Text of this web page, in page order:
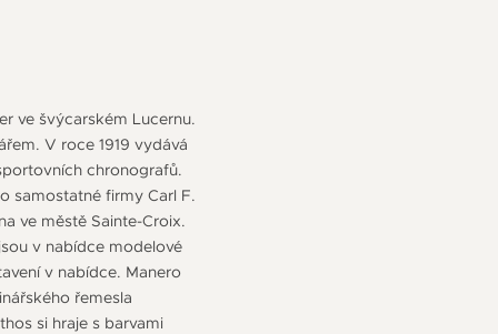
ve švýcarském Lucernu.
V roce 1919 vydává
chronografů.
samostatné firmy Carl F.
ve městě Sainte-Croix.
v nabídce modelové
v nabídce. Manero
řemesla
si hraje s barvami